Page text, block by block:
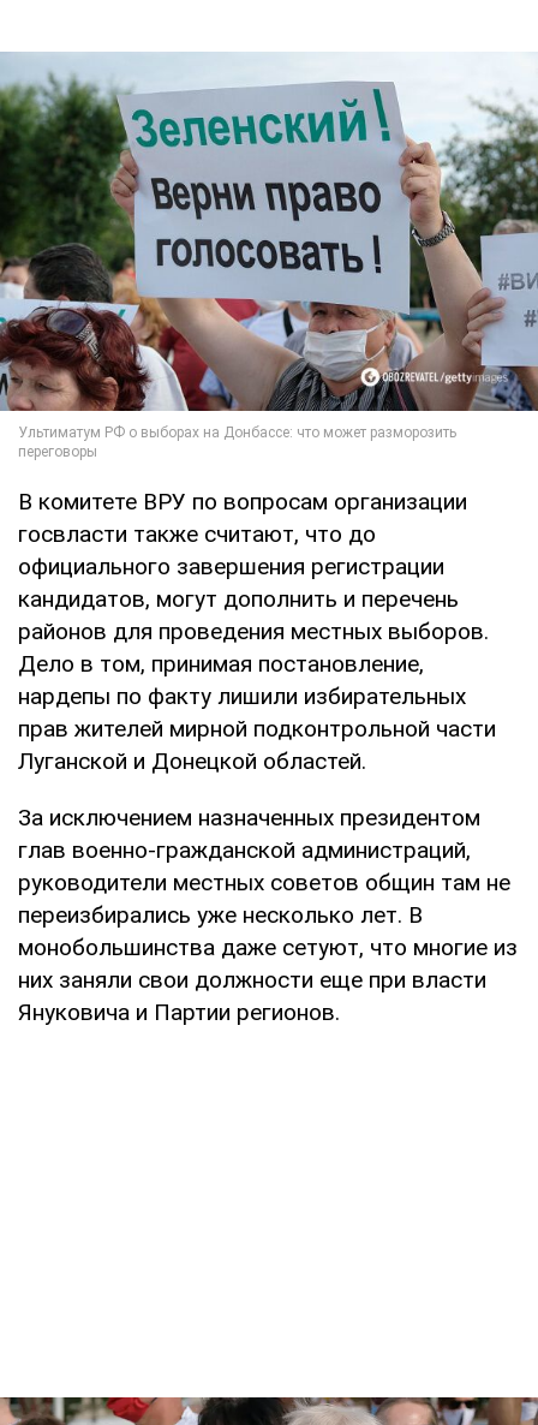
В комитете ВРУ по вопросам организации
госвласти также считают, что до
официального завершения регистрации
кандидатов, могут дополнить и перечень
районов для проведения местных выборов.
Дело в том, принимая постановление,
нардепы по факту лишили избирательных
прав жителей мирной подконтрольной части
Луганской и Донецкой областей.
За исключением назначенных президентом
глав военно-гражданской администраций,
руководители местных советов общин там не
переизбирались уже несколько лет. В
монобольшинства даже сетуют, что многие из
них заняли свои должности еще при власти
Януковича и Партии регионов.